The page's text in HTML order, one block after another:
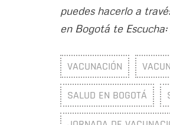
puedes hacerlo a
en Bogotá te Escucha:
VACUNACIÓN
SALUD EN BOGOTÁ